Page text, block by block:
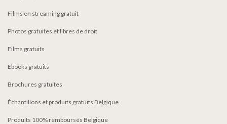
Films en streaming gratuit
Photos gratuites et libres de droit
Films gratuits
Ebooks gratuits
Brochures gratuites
Échantillons et produits gratuits Belgique
Produits 100% remboursés Belgique